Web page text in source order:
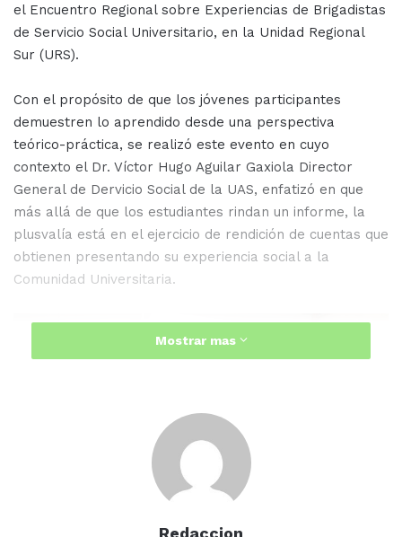
el Encuentro Regional sobre Experiencias de Brigadistas
de Servicio Social Universitario, en la Unidad Regional
Sur (URS).
Con el propósito de que los jóvenes participantes
demuestren lo aprendido desde una perspectiva
teórico-práctica, se realizó este evento en cuyo
contexto el Dr. Víctor Hugo Aguilar Gaxiola Director
General de Dervicio Social de la UAS, enfatizó en que
más allá de que los estudiantes rindan un informe, la
plusvalía está en el ejercicio de rendición de cuentas que
obtienen presentando su experiencia social a la
Comunidad Universitaria.
Mostrar mas
Redaccion